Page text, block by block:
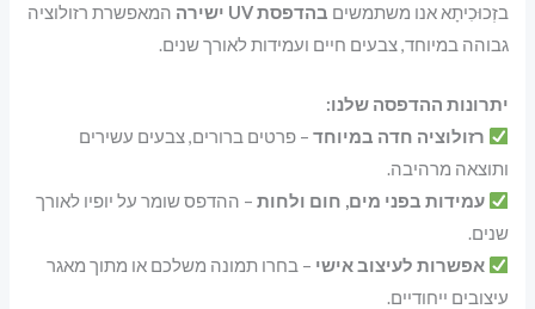
בזְכוּכִיתָא אנו משתמשים בהדפסת UV ישירה
המאפשרת רזולוציה
גבוהה במיוחד, צבעים חיים ועמידות לאורך שנים.
יתרונות ההדפסה שלנו:
רזולוציה חדה במיוחד – פרטים ברורים, צבעים עשירים
ותוצאה מרהיבה.
עמידות בפני מים, חום ולחות – ההדפס שומר על יופיו לאורך
שנים.
אפשרות לעיצוב אישי – בחרו תמונה משלכם או מתוך מאגר
עיצובים ייחודיים.